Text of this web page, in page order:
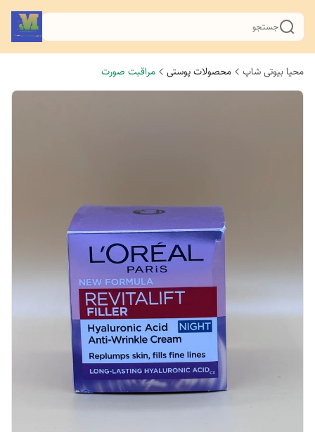
جستجو
محیا بیوتی شاپ محصولات پوستی مراقبت صورت